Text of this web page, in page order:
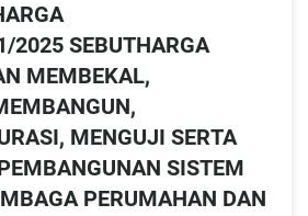
2025 SEBUTHARGA
MEMBEKAL,
MENGUJI SERTA
SISTEM
PERUMAHAN DAN